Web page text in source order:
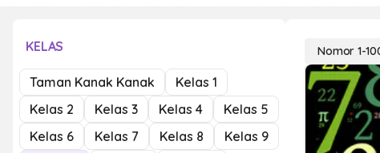
KELAS
Taman Kanak Kanak
Kelas 1
Kelas 2
Kelas 3 Kelas 4
Kelas 5
Kelas 6
Kelas 7 Kelas 8
Kelas 9
Nomor 1-